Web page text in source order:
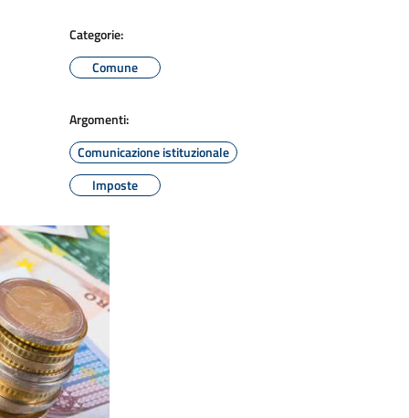
Categorie:
Comune
Argomenti:
Comunicazione istituzionale
Imposte